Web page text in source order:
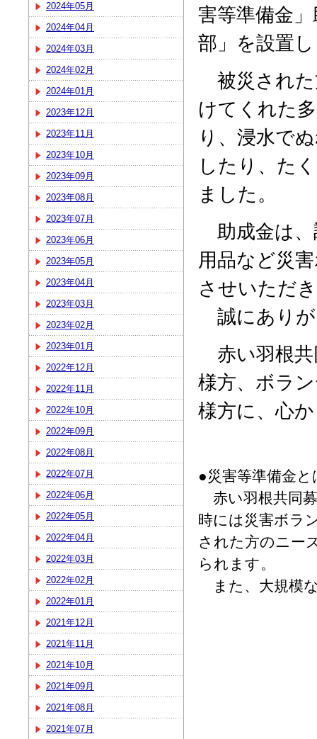
2024年05月
2024年04月
2024年03月
2024年02月
2024年01月
2023年12月
2023年11月
2023年10月
2023年09月
2023年08月
2023年07月
2023年06月
2023年05月
2023年04月
2023年03月
2023年02月
2023年01月
2022年12月
2022年11月
2022年10月
2022年09月
2022年08月
2022年07月
2022年06月
2022年05月
2022年04月
2022年03月
2022年02月
2022年01月
2021年12月
2021年11月
2021年10月
2021年09月
2021年08月
2021年07月
害等準備金
部」を設置
被災された
けてくれた
り、浸水で
したり、た
ました。
助成金は、
用品など災
させいただ
誠にありが
赤い羽根共
様方、ボラ
様方に、心
●災害等準備金と
赤い羽根共同
時には災害ボラ
された方のニー
られます。
また、大規模